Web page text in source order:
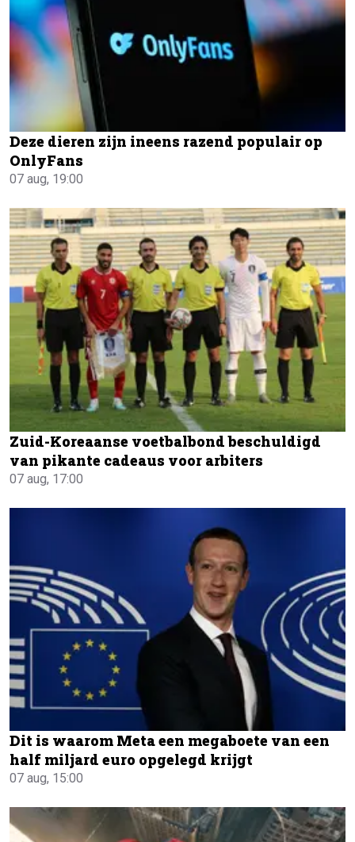
Deze dieren zijn ineens razend populair op
OnlyFans
07 aug, 19:00
Zuid-Koreaanse voetbalbond beschuldigd
van pikante cadeaus voor arbiters
07 aug, 17:00
Dit is waarom Meta een megaboete van een
half miljard euro opgelegd krijgt
07 aug, 15:00